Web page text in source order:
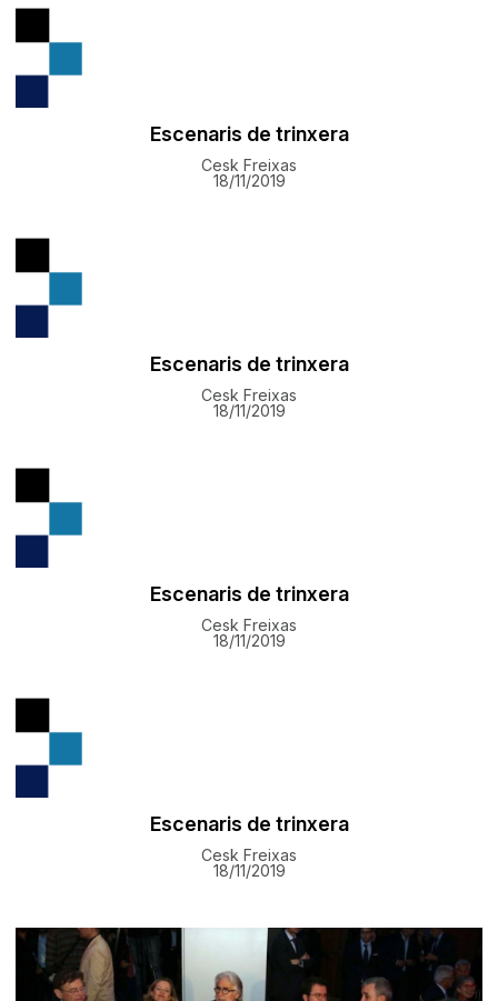
Escenaris de trinxera
Cesk Freixas
18/11/2019
Escenaris de trinxera
Cesk Freixas
18/11/2019
Escenaris de trinxera
Cesk Freixas
18/11/2019
Escenaris de trinxera
Cesk Freixas
18/11/2019